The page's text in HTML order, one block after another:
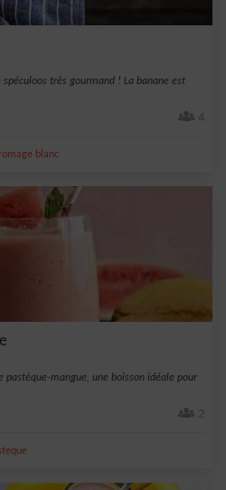
très gourmand ! La banane est
4
blanc
pastèque-mangue, une boisson idéale pour
2